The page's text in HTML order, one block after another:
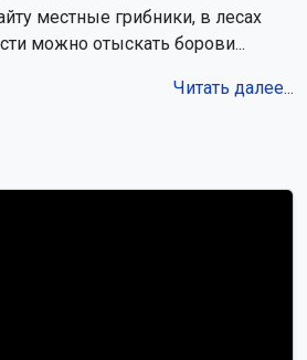
местные грибники, в лесах
можно отыскать борови...
Читать далее...